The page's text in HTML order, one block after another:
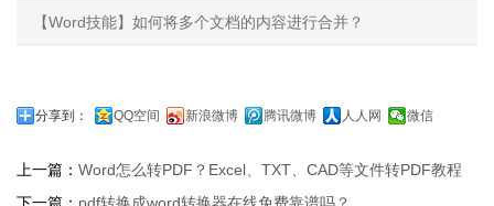
【Word技能】如何将多个文档的内容进行合并？
分享到： QQ空间 新浪微博 腾讯微博 人人网 微信
上一篇： Word怎么转PDF？Excel、TXT、CAD等文件转PDF教程
下一篇： pdf转换成word转换器在线免费靠谱吗？